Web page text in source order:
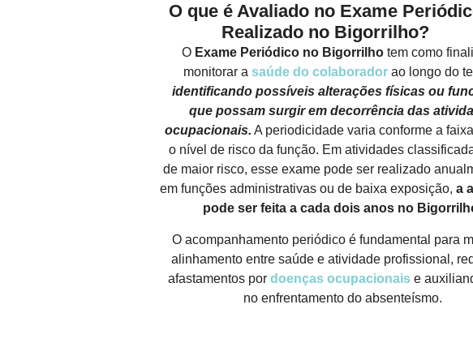
O que é Avaliado no Exame
Realizado no Bigorrilho?
O Exame Periódico no Bigorrilho tem como
monitorar a saúde do colaborador ao longo do
identificando possíveis alterações físicas ou
que possam surgir em decorrência das
ocupacionais. A periodicidade varia conforme a
o nível de risco da função. Em atividades
de maior risco, esse exame pode ser realizado
em funções administrativas ou de baixa exposição, a
pode ser feita a cada dois anos no
O acompanhamento periódico é fundamental para
alinhamento entre saúde e atividade profissional,
afastamentos por doenças ocupacionaise
no enfrentamento do absenteísmo.